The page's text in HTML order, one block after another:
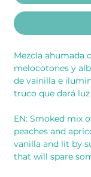
Mezcla ahumada
melocotones y
de vainilla e
truco que dará
EN: Smoked mix
peaches and
vanilla and lit by
that will spare